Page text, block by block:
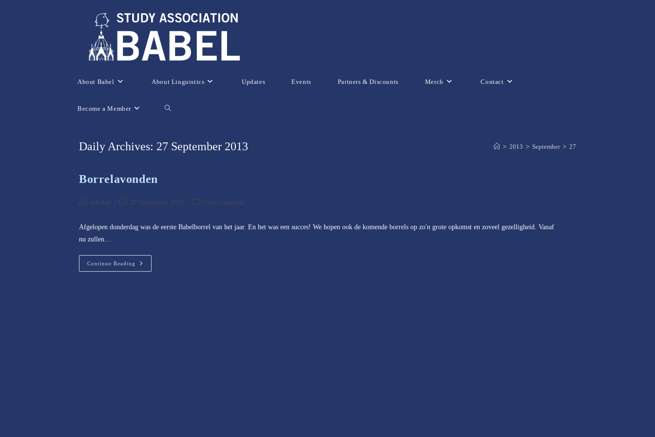
About Babel About Linguistics Updates Events Partners & Discounts Merch Contact
Become a Member Toggle
Daily Archives: 27 September 2013 > 2013 > September > 27
Borrelavonden
Post svbabel
Post 27 September 2013
Post Geen categorie
Afgelopen donderdag was de eerste Babelborrel van het jaar. En het was een succes! We hopen ook de komende borrels op zo'n grote opkomst en zoveel gezelligheid. Vanaf
nu zullen…
Continue Reading Borrelavonden